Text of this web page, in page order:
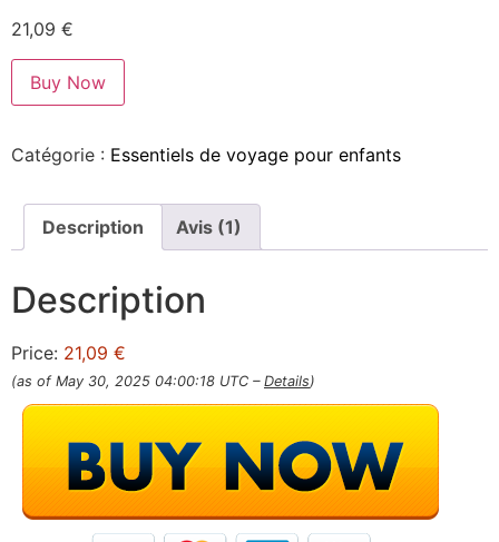
21,09 €
Buy Now
Catégorie : Essentiels de voyage pour enfants
Description Avis (1)
Description
Price: 21,09 €
(as of May 30, 2025 04:00:18 UTC – Details)